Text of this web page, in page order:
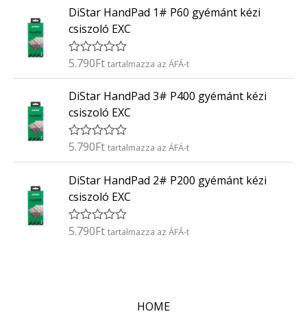
/
5
é
e
l
é
s
:
/
5
DiStar HandPad 1# P60 gyémánt kézi
csiszoló EXC
É
é
e
l
s
:
/
5
5.790Ft tartalmazza az ÁFÁ-t
DiStar HandPad 3# P400 gyémánt kézi
csiszoló EXC
É
é
e
l
é
s
5.790Ft tartalmazza az ÁFÁ-t
DiStar HandPad 2# P200 gyémánt kézi
csiszoló EXC
É
5.790Ft tartalmazza az ÁFÁ-t
HOME